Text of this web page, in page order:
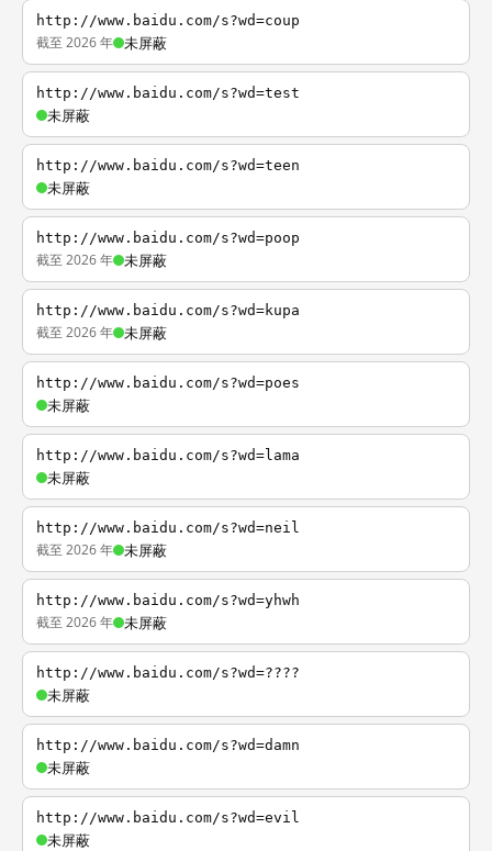
http://www.baidu.com/s?wd=coup
截至 2026 年 未屏蔽
http://www.baidu.com/s?wd=test
未屏蔽
http://www.baidu.com/s?wd=teen
未屏蔽
http://www.baidu.com/s?wd=poop
截至 2026 年 未屏蔽
http://www.baidu.com/s?wd=kupa
截至 2026 年 未屏蔽
http://www.baidu.com/s?wd=poes
未屏蔽
http://www.baidu.com/s?wd=lama
未屏蔽
http://www.baidu.com/s?wd=neil
截至 2026 年 未屏蔽
http://www.baidu.com/s?wd=yhwh
截至 2026 年 未屏蔽
http://www.baidu.com/s?wd=????
未屏蔽
http://www.baidu.com/s?wd=damn
未屏蔽
http://www.baidu.com/s?wd=evil
未屏蔽